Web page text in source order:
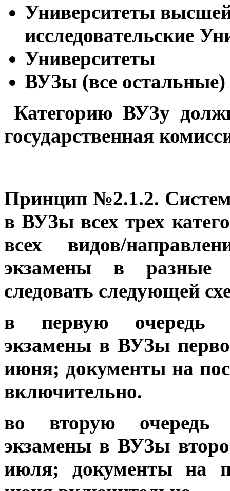
Университеты
исследовательские
Университеты
ВУЗы (все остальные)
Категорию ВУЗу
государственная
Принцип №2.1.2.
в ВУЗы всех трех
всех видов/
экзамены в разные
следовать следующей
в первую очередь
экзамены в ВУЗы
июня; документы на
включительно.
во вторую очередь
экзамены в ВУЗы
июля; документы на